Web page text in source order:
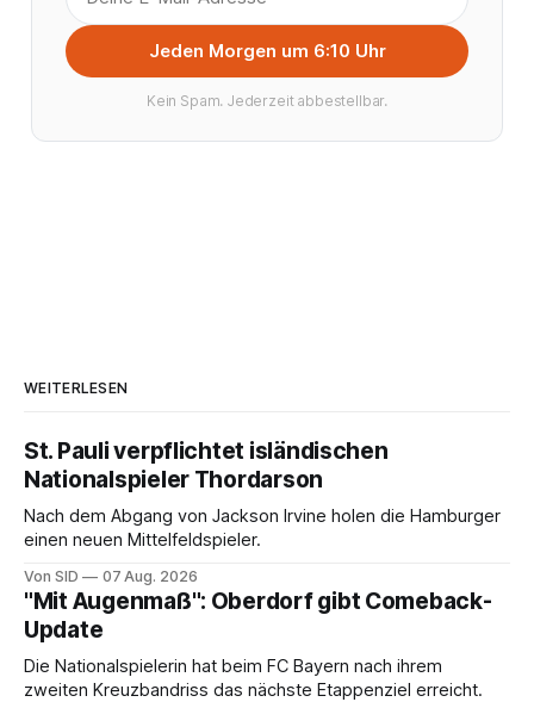
Jeden Morgen um 6:10 Uhr
Kein Spam. Jederzeit abbestellbar.
WEITERLESEN
St. Pauli verpflichtet isländischen
Nationalspieler Thordarson
Nach dem Abgang von Jackson Irvine holen die Hamburger
einen neuen Mittelfeldspieler.
Von SID 07 Aug. 2026
"Mit Augenmaß": Oberdorf gibt Comeback-
Update
Die Nationalspielerin hat beim FC Bayern nach ihrem
zweiten Kreuzbandriss das nächste Etappenziel erreicht.